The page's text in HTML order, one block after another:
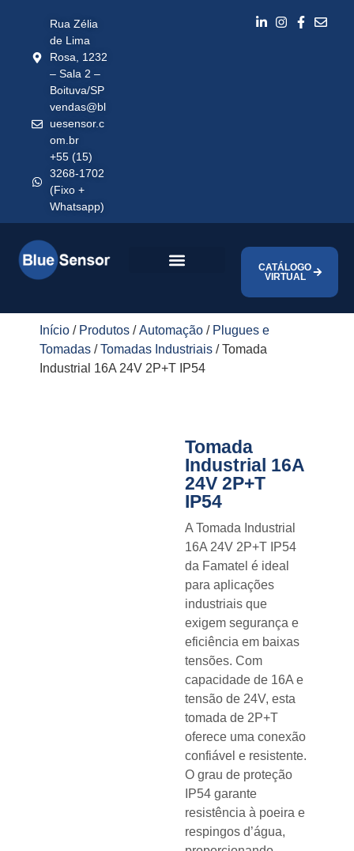
Rua Zélia
de Lima
Rosa, 1232
– Sala 2 –
Boituva/SP
vendas@bl
uesensor.c
om.br
+55 (15)
3268-1702
(Fixo +
Whatsapp)
CATÁLOGO
VIRTUAL
Início / Produtos /Automação / Plugues e
Tomadas /Tomadas Industriais / Tomada
Industrial 16A 24V 2P+T IP54
Tomada
Industrial 16A
24V 2P+T
IP54
A Tomada Industrial
16A 24V 2P+T IP54
da Famatel é ideal
para aplicações
industriais que
exigem segurança e
eficiência em baixas
tensões. Com
capacidade de 16A e
tensão de 24V, esta
tomada de 2P+T
oferece uma conexão
confiável e resistente.
O grau de proteção
IP54 garante
resistência à poeira e
respingos d’água,